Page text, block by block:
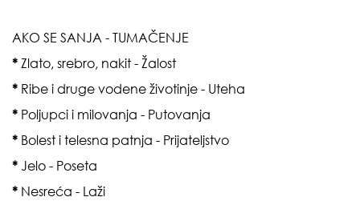
AKO SE SANJA - TUMAČENJE
* Zlato, srebro, nakit - Žalost
* Ribe i druge vodene životinje - Uteha
* Poljupci i milovanja - Putovanja
* Bolest i telesna patnja - Prijateljstvo
* Jelo - Poseta
* Nesreća - Laži